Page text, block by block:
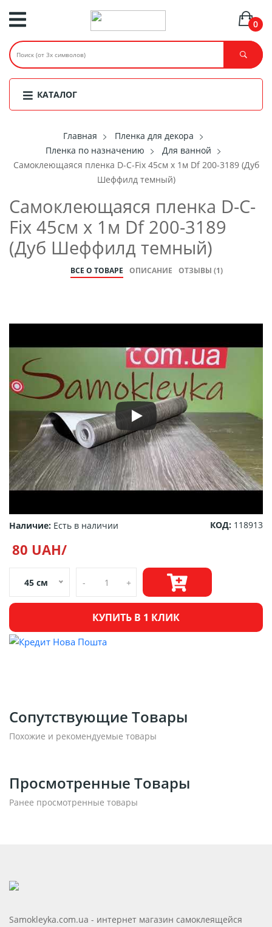
0
КАТАЛОГ
Главная
Пленка для декора
Пленка по назначению
Для ванной
Самоклеющаяся пленка D-C-Fix 45см х 1м Df 200-3189 (Дуб
Шеффилд темный)
Самоклеющаяся пленка D-C-
Fix 45см х 1м Df 200-3189
(Дуб Шеффилд темный)
ВСЕ О ТОВАРЕ ОПИСАНИЕ ОТЗЫВЫ (1)
Наличие: Есть в наличии КОД: 118913
80 UAH/
45 см - +
КУПИТЬ В 1 КЛИК
Сопутствующие Товары
Похожие и рекомендуемые товары
Просмотренные Товары
Ранее просмотренные товары
Samokleyka.com.ua - интернет магазин самоклеящейся